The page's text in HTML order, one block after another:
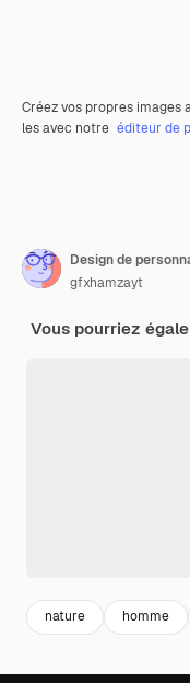
Créez vos propres images
les avec notre éditeur de
Design de
gfxhamzayt
Vous pourriez
nature homme